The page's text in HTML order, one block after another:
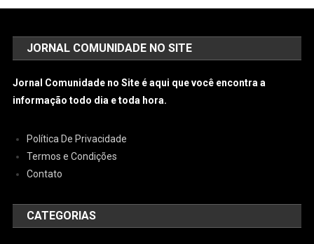
JORNAL COMUNIDADE NO SITE
Jornal Comunidade no Site é aqui que você encontra a
informação todo dia e toda hora.
Política De Privacidade
Termos e Condições
Contato
CATEGORIAS